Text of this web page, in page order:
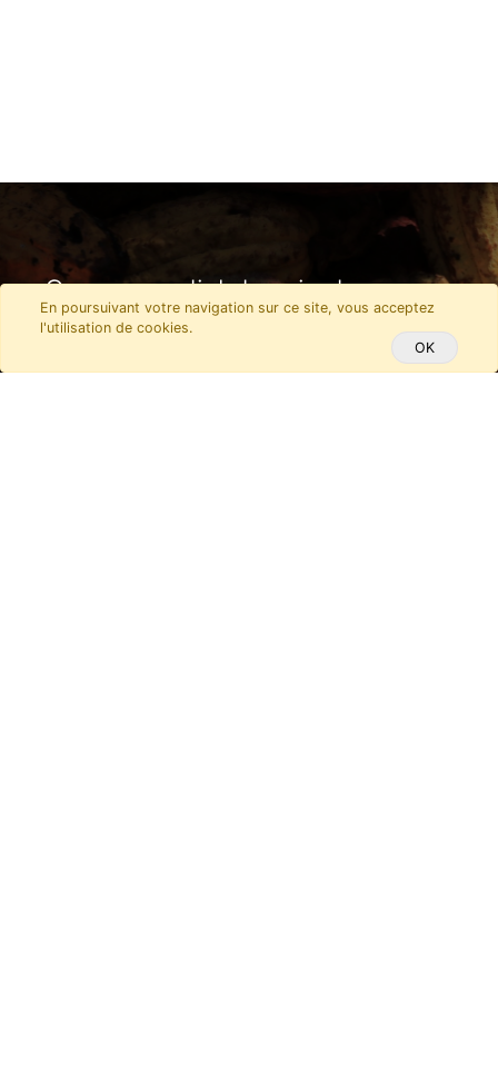
Cours mondial du prix du cacao :
pourquoi cette flambée des prix
En poursuivant votre navigation sur ce site, vous acceptez
l'utilisation de cookies.
OK